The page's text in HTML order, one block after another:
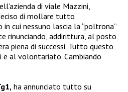
di viale Mazzini,
di mollare tutto
in cui nessuno lascia la “poltrona”
rinunciando, addirittura, al posto
piena di successi. Tutto questo
al volontariato. Cambiando
ha annunciato tutto su